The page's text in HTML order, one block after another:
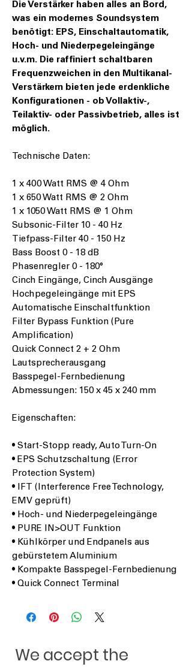
Die Verstärker haben alles an Bord,
was ein modernes Soundsystem
benötigt: EPS, Einschaltautomatik,
Hoch- und Niederpegeleingänge
u.v.m. Die raffiniert schaltbaren
Frequenzweichen in den Multikanal-
Verstärkern bieten jede erdenkliche
Konfigurationen - ob Vollaktiv-,
Teilaktiv- oder Passivbetrieb, alles ist
möglich.
Technische Daten:
1 x 400 Watt RMS @ 4 Ohm
1 x 650 Watt RMS @ 2 Ohm
1 x 1050 Watt RMS @ 1 Ohm
Subsonic-Filter 10 - 40 Hz
Tiefpass-Filter 40 - 150 Hz
Bass Boost 0 - 18 dB
Phasenregler 0 - 180°
Cinch Eingänge, Cinch Ausgänge
Hochpegeleingänge mit EPS
Automatische Einschaltfunktion
Filter Bypass Funktion (Pure
Amplification)
Quick Connect 2 + 2 Ohm
Lautsprecherausgang
Basspegel-Fernbedienung
Abmessungen: 150 x 45 x 240 mm
Eigenschaften:
• Start-Stopp ready, Auto Turn-On
• EPS Schutzschaltung (Error
Protection System)
• IFT (Interference Free Technology,
EMV geprüft)
• Hoch- und Niederpegeleingänge
• PURE IN>OUT Funktion
• Kühlkörper und Endpanels aus
gebürstetem Aluminium
• Kompakte Basspegel-Fernbedienung
• Quick Connect Terminal
We accept the